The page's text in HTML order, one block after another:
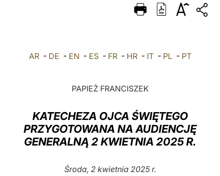
DEUTSCH
العربيّة AR- DE - EN - ES- FR- HR- IT- PL- PT
PAPIEŻ FRANCISZEK
KATECHEZA OJCA ŚWIĘTEGO
PRZYGOTOWANA NA AUDIENCJĘ
GENERALNĄ 2 KWIETNIA 2025 R.
Środa, 2 kwietnia 2025 r.